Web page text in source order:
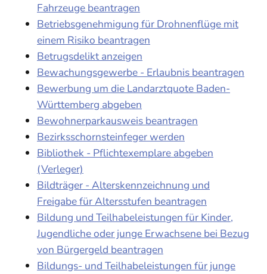
Fahrzeuge beantragen
Betriebsgenehmigung für Drohnenflüge mit
einem Risiko beantragen
Betrugsdelikt anzeigen
Bewachungsgewerbe - Erlaubnis beantragen
Bewerbung um die Landarztquote Baden-
Württemberg abgeben
Bewohnerparkausweis beantragen
Bezirksschornsteinfeger werden
Bibliothek - Pflichtexemplare abgeben
(Verleger)
Bildträger - Alterskennzeichnung und
Freigabe für Altersstufen beantragen
Bildung und Teilhabeleistungen für Kinder,
Jugendliche oder junge Erwachsene bei Bezug
von Bürgergeld beantragen
Bildungs- und Teilhabeleistungen für junge